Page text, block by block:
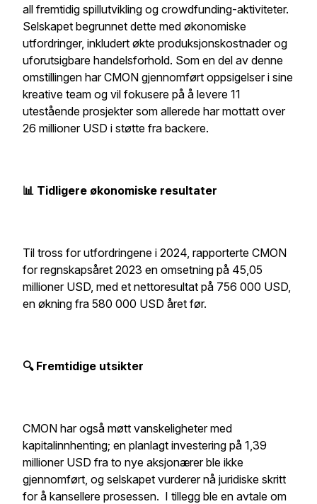
all fremtidig spillutvikling og crowdfunding-aktiviteter.
Selskapet begrunnet dette med økonomiske
utfordringer, inkludert økte produksjonskostnader og
uforutsigbare handelsforhold. Som en del av denne
omstillingen har CMON gjennomført oppsigelser i sine
kreative team og vil fokusere på å levere 11
utestående prosjekter som allerede har mottatt over
26 millioner USD i støtte fra backere.
📊 Tidligere økonomiske resultater
Til tross for utfordringene i 2024, rapporterte CMON
for regnskapsåret 2023 en omsetning på 45,05
millioner USD, med et nettoresultat på 756 000 USD,
en økning fra 580 000 USD året før.
🔍 Fremtidige utsikter
CMON har også møtt vanskeligheter med
kapitalinnhenting; en planlagt investering på 1,39
millioner USD fra to nye aksjonærer ble ikke
gjennomført, og selskapet vurderer nå juridiske skritt
for å kansellere prosessen. I tillegg ble en avtale om